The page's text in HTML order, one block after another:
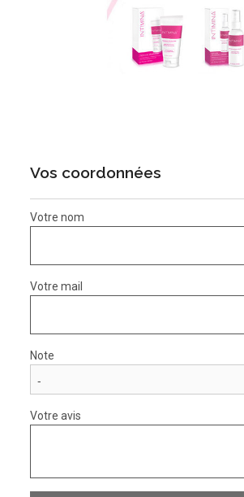
Vos coordonnées
Votre nom
Votre mail
Note
Votre avis